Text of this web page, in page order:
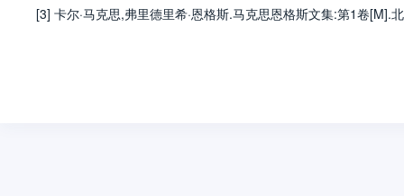
[3] 卡尔·马克思,弗里德里希·恩格斯.马克思恩格斯文集:第1卷[M].